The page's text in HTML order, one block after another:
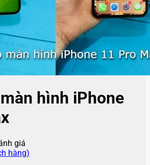
hình iPhone
giá
hàng)